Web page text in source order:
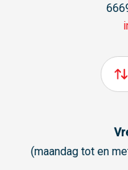
(maandag tot en